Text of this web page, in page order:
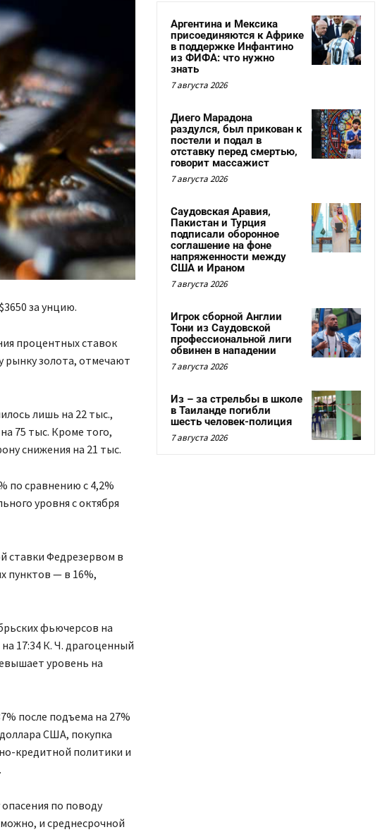
за унцию.
процентных ставок
золота, отмечают
лишь на 22 тыс.,
75 тыс. Кроме того,
снижения на 21 тыс.
по сравнению с 4,2%
уровня с октября
ставки Федрезервом в
пунктов — в 16%,
фьючерсов на
17:34 К. Ч. драгоценный
уровень на
после подъема на 27%
США, покупка
кредитной политики и
по поводу
и среднесрочной
Аргентина и Мексика
присоединяются к Африке
в поддержке Инфантино
из ФИФА: что нужно
знать
7 августа 2026
Диего Марадона
раздулся, был прикован к
постели и подал в
отставку перед смертью,
говорит массажист
7 августа 2026
Саудовская Аравия,
Пакистан и Турция
подписали оборонное
соглашение на фоне
напряженности между
США и Ираном
7 августа 2026
Игрок сборной Англии
Тони из Саудовской
профессиональной лиги
обвинен в нападении
7 августа 2026
Из – за стрельбы в школе
в Таиланде погибли
шесть человек-полиция
7 августа 2026